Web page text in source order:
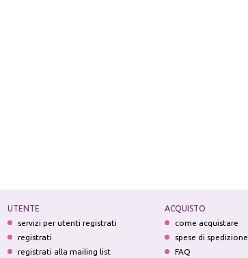
UTENTE
servizi per utenti registrati
registrati
registrati alla mailing list
ACQUISTO
come acquistare
spese di spedizione
FAQ